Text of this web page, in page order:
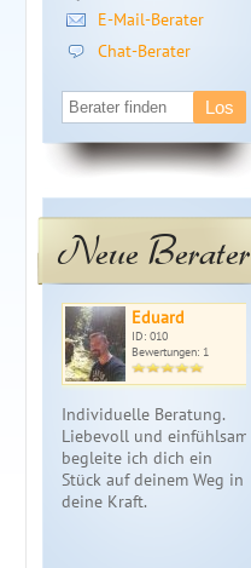
E-Mail-Berater
Chat-Berater
Neue Berater
Eduard
ID: 010
Bewertungen: 1
Individuelle Beratung.
Liebevoll und einfühlsam,
begleite ich dich ein
Stück auf deinem Weg in
deine Kraft.